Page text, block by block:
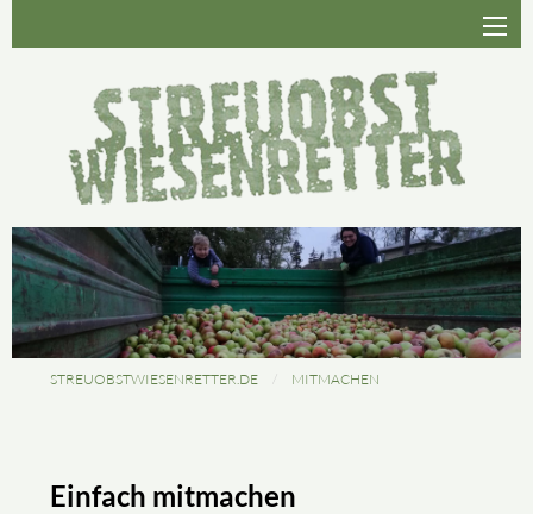
STREUOBSTWIESENRETTER.DE MITMACHEN
Einfach mitmachen